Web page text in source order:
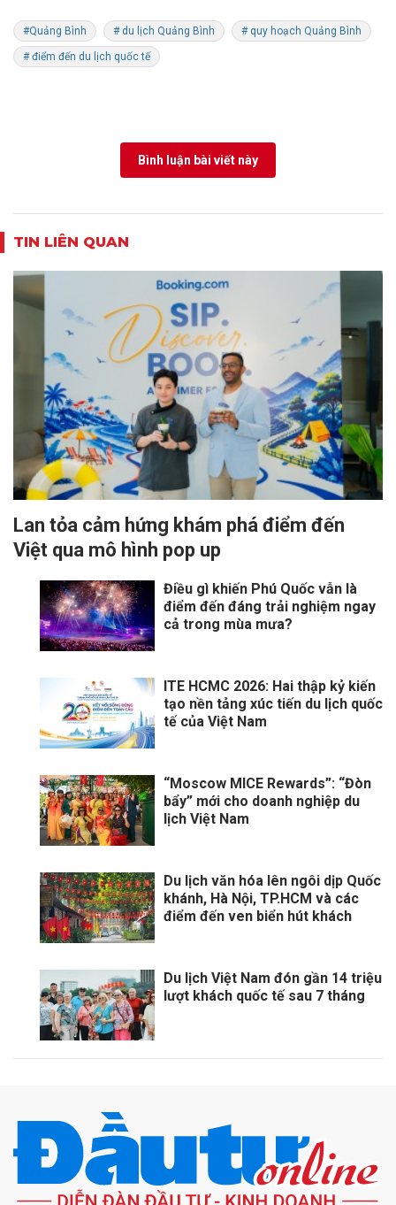
#Quảng Bình # du lịch Quảng Bình # quy hoạch Quảng Bình
# điểm đến du lịch quốc tế
Bình luận bài viết này
TIN LIÊN QUAN
Lan tỏa cảm hứng khám phá điểm đến
Việt qua mô hình pop up
Điều gì khiến Phú Quốc vẫn là
điểm đến đáng trải nghiệm ngay
cả trong mùa mưa?
ITE HCMC 2026: Hai thập kỷ kiến
tạo nền tảng xúc tiến du lịch quốc
tế của Việt Nam
“Moscow MICE Rewards”: “Đòn
bẩy” mới cho doanh nghiệp du
lịch Việt Nam
Du lịch văn hóa lên ngôi dịp Quốc
khánh, Hà Nội, TP.HCM và các
điểm đến ven biển hút khách
Du lịch Việt Nam đón gần 14 triệu
lượt khách quốc tế sau 7 tháng